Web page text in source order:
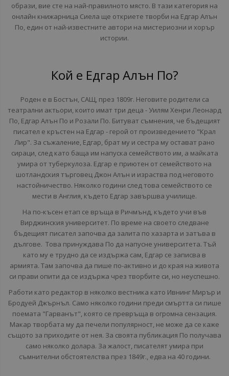
образи, вие сте на най-правилното място. В тази категория на
онлайн книжарница Сиела ще откриете творби на Едгар Алън
По, един от най-известните автори на мистериозни и хорър
истории.
Кой е Едгар Алън По?
Роден е в Бостън, САЩ, през 1809г. Неговите родители са
театрални актьори, които имат три деца - Уилям Хенри Леонард
По, Едгар Алън По и Розали По. Битуват съмнения, че бъдещият
писател е кръстен на Едгар - герой от произведението "Крал
Лир". За съжаление, Едгар, брат му и сестра му остават рано
сираци, след като баща им напуска семейството им, а майката
умира от туберкулоза. Едгар е приютен от семейството на
шотландския търговец Джон Алън и израства под неговото
настойничество. Няколко години след това семейството се
мести в Англия, където Едгар завършва училище.
На по-късен етап се връща в Ричмънд, където учи във
Вирджинския университет. По време на своето следване
бъдещият писател започва да залита по хазарта и затъва в
дългове. Това принуждава По да напусне университета. Тъй
като му е трудно да се издържа сам, Едгар се записва в
армията. Там започва да пише по-активно и до края на живота
си прави опити да се издържа чрез творбите си, но неуспешно.
Работи като редактор в няколко вестника като Ивнинг Мирър и
Бродуей Джърнъл. Само няколко години преди смъртта си пише
поемата "Гарванът", която се превръща в огромна сензация.
Макар творбата му да печели популярност, не може да се каже
същото за приходите от нея. За своята публикация По получава
само няколко долара. За жалост, писателят умира при
съмнителни обстоятелства през 1849г., едва на 40 години.